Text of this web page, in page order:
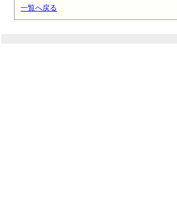
一覧へ戻る